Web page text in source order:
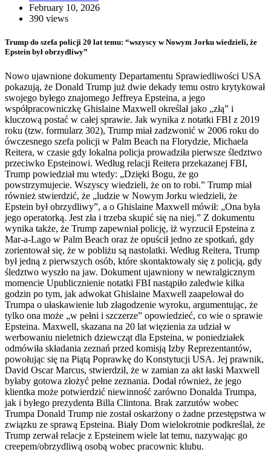
February 10, 2026
390 views
Trump do szefa policji 20 lat temu: “wszyscy w Nowym Jorku wiedzieli, że
Epstein był obrzydliwy”
Nowo ujawnione dokumenty Departamentu Sprawiedliwości USA
pokazują, że Donald Trump już dwie dekady temu ostro krytykował
swojego byłego znajomego Jeffreya Epsteina, a jego
współpracowniczkę Ghislaine Maxwell określał jako „złą” i
kluczową postać w całej sprawie. Jak wynika z notatki FBI z 2019
roku (tzw. formularz 302), Trump miał zadzwonić w 2006 roku do
ówczesnego szefa policji w Palm Beach na Florydzie, Michaela
Reitera, w czasie gdy lokalna policja prowadziła pierwsze śledztwo
przeciwko Epsteinowi. Według relacji Reitera przekazanej FBI,
Trump powiedział mu wtedy: „Dzięki Bogu, że go
powstrzymujecie. Wszyscy wiedzieli, że on to robi.” Trump miał
również stwierdzić, że „ludzie w Nowym Jorku wiedzieli, że
Epstein był obrzydliwy”, a o Ghislaine Maxwell mówił: „Ona była
jego operatorką. Jest zła i trzeba skupić się na niej.” Z dokumentu
wynika także, że Trump zapewniał policję, iż wyrzucił Epsteina z
Mar-a-Lago w Palm Beach oraz że opuścił jedno ze spotkań, gdy
zorientował się, że w pobliżu są nastolatki. Według Reitera, Trump
był jedną z pierwszych osób, które skontaktowały się z policją, gdy
śledztwo wyszło na jaw. Dokument ujawniony w newralgicznym
momencie Upublicznienie notatki FBI nastąpiło zaledwie kilka
godzin po tym, jak adwokat Ghislaine Maxwell zaapelował do
Trumpa o ułaskawienie lub złagodzenie wyroku, argumentując, że
tylko ona może „w pełni i szczerze” opowiedzieć, co wie o sprawie
Epsteina. Maxwell, skazana na 20 lat więzienia za udział w
werbowaniu nieletnich dziewcząt dla Epsteina, w poniedziałek
odmówiła składania zeznań przed komisją Izby Reprezentantów,
powołując się na Piątą Poprawkę do Konstytucji USA. Jej prawnik,
David Oscar Marcus, stwierdził, że w zamian za akt łaski Maxwell
byłaby gotowa złożyć pełne zeznania. Dodał również, że jego
klientka może potwierdzić niewinność zarówno Donalda Trumpa,
jak i byłego prezydenta Billa Clintona. Brak zarzutów wobec
Trumpa Donald Trump nie został oskarżony o żadne przestępstwa w
związku ze sprawą Epsteina. Biały Dom wielokrotnie podkreślał, że
Trump zerwał relacje z Epsteinem wiele lat temu, nazywając go
creepem/obrzydliwą osobą wobec pracownic klubu.